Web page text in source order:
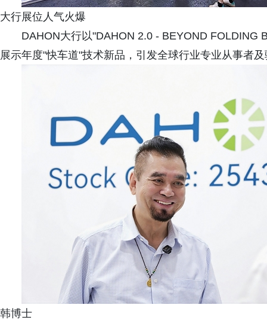
大行展位人气火爆
DAHON大行以"DAHON 2.0 - BEYOND FOLDING
展示年度"快车道"技术新品，引发全球行业专业从事者
韩博士